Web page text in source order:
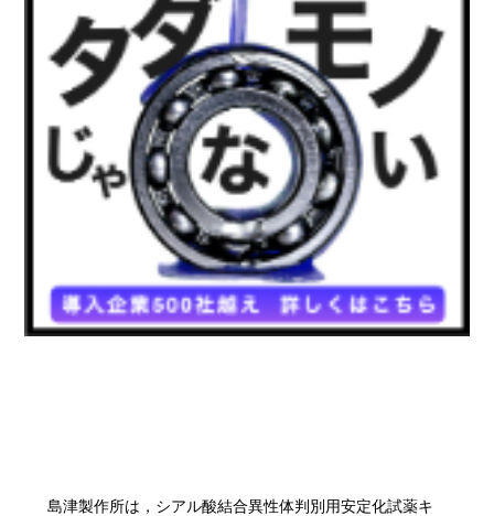
島津製作所は，シアル酸結合異性体判別用安定化試薬キ